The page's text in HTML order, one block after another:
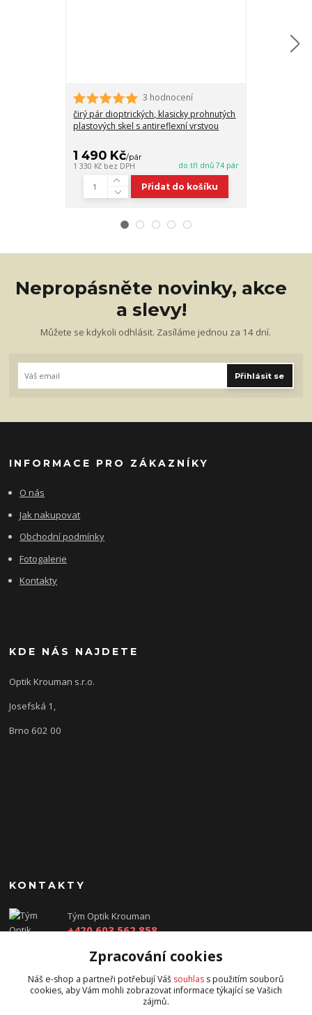
3 hodnocení
čirý pár dioptrických, klasicky prohnutých
plastových skel s antireflexní vrstvou
1 490 Kč/pár
1 330 Kč bez DPH do tří dnů 74 pár
Přidat do košíku
Nepropásněte novinky, akce
a slevy!
Můžete se kdykoli odhlásit. Zasíláme jednou za 14 dní.
Přihlásit se
INFORMACE PRO ZÁKAZNÍKY
O nás
Jak nakupovat
Obchodní podmínky
Fotogalerie
Kontakty
KDE NÁS NAJDETE
Optik Krouman s.r.o.
Josefská 1,
Brno 602 00
KONTAKTY
Tým Optik Krouman
+420 603 562 858
info@optikkrouman.cz
Zpracování cookies
Náš e-shop a partneři potřebují Váš souhlas s použitím souborů
cookies, aby Vám mohli zobrazovat informace týkající se Vašich
zájmů.